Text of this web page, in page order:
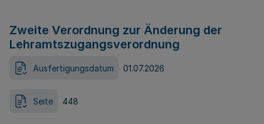
Zweite Verordnung zur Änderung der
Lehramtszugangsverordnung
Ausfertigungsdatum 01.07.2026
Seite 448